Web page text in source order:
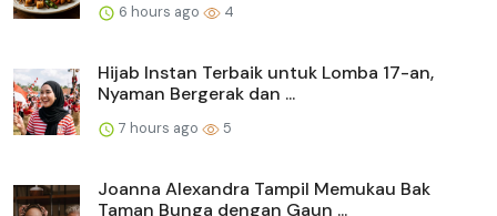
6 hours ago 4
Hijab Instan Terbaik untuk Lomba 17-an,
Nyaman Bergerak dan ...
7 hours ago 5
Joanna Alexandra Tampil Memukau Bak
Taman Bunga dengan Gaun ...